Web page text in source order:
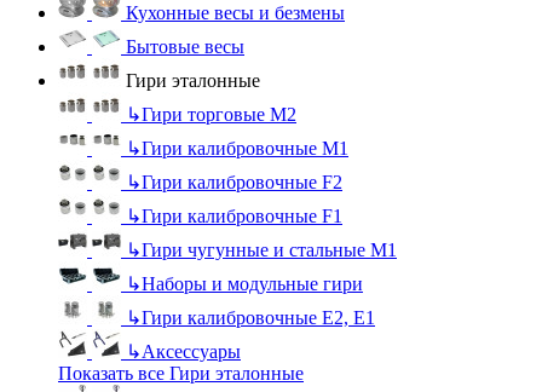
Кухонные весы и безмены
Бытовые весы
Гири эталонные
↳Гири торговые М2
↳Гири калибровочные М1
↳Гири калибровочные F2
↳Гири калибровочные F1
↳Гири чугунные и стальные М1
↳Наборы и модульные гири
↳Гири калибровочные E2, Е1
↳Аксессуары
Показать все Гири эталонные